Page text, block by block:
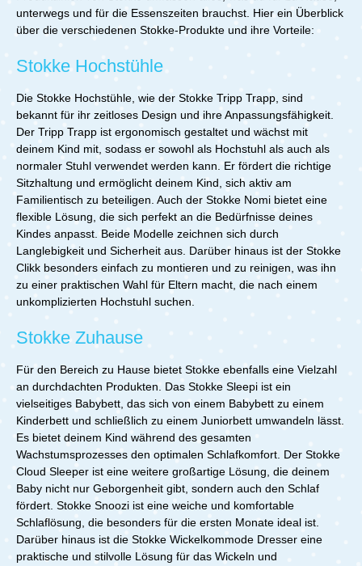
unterwegs und für die Essenszeiten brauchst. Hier ein Überblick
über die verschiedenen Stokke-Produkte und ihre Vorteile:
Stokke Hochstühle
Die Stokke Hochstühle, wie der Stokke Tripp Trapp, sind
bekannt für ihr zeitloses Design und ihre Anpassungsfähigkeit.
Der Tripp Trapp ist ergonomisch gestaltet und wächst mit
deinem Kind mit, sodass er sowohl als Hochstuhl als auch als
normaler Stuhl verwendet werden kann. Er fördert die richtige
Sitzhaltung und ermöglicht deinem Kind, sich aktiv am
Familientisch zu beteiligen. Auch der Stokke Nomi bietet eine
flexible Lösung, die sich perfekt an die Bedürfnisse deines
Kindes anpasst. Beide Modelle zeichnen sich durch
Langlebigkeit und Sicherheit aus. Darüber hinaus ist der Stokke
Clikk besonders einfach zu montieren und zu reinigen, was ihn
zu einer praktischen Wahl für Eltern macht, die nach einem
unkomplizierten Hochstuhl suchen.
Stokke Zuhause
Für den Bereich zu Hause bietet Stokke ebenfalls eine Vielzahl
an durchdachten Produkten. Das Stokke Sleepi ist ein
vielseitiges Babybett, das sich von einem Babybett zu einem
Kinderbett und schließlich zu einem Juniorbett umwandeln lässt.
Es bietet deinem Kind während des gesamten
Wachstumsprozesses den optimalen Schlafkomfort. Der Stokke
Cloud Sleeper ist eine weitere großartige Lösung, die deinem
Baby nicht nur Geborgenheit gibt, sondern auch den Schlaf
fördert. Stokke Snoozi ist eine weiche und komfortable
Schlaflösung, die besonders für die ersten Monate ideal ist.
Darüber hinaus ist die Stokke Wickelkommode Dresser eine
praktische und stilvolle Lösung für das Wickeln und